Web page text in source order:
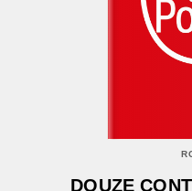
DOUZE